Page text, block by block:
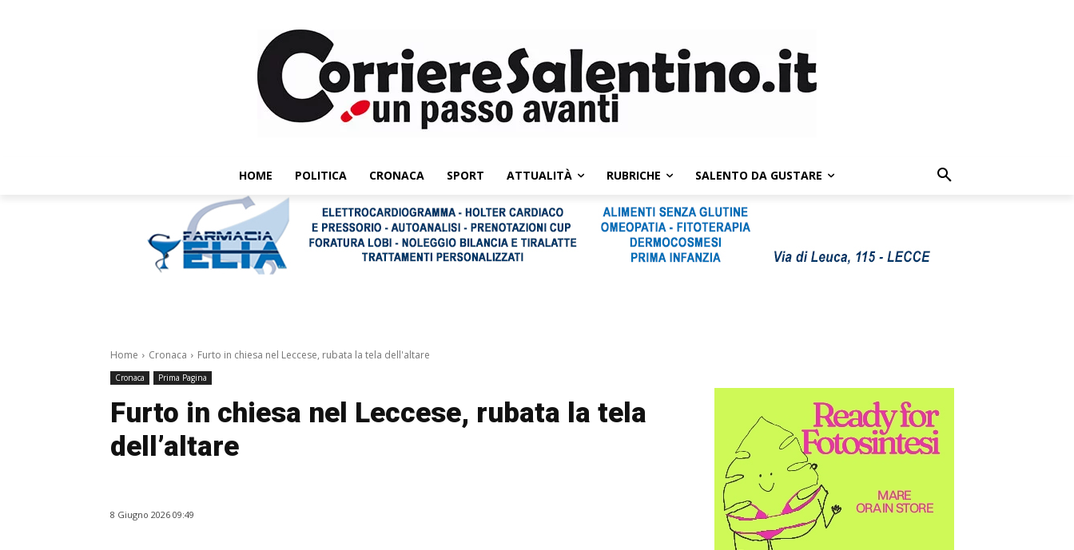
HOME POLITICA CRONACA SPORT ATTUALITÀ RUBRICHE SALENTO DA GUSTARE
Home Cronaca Furto in chiesa nel Leccese, rubata la tela dell'altare
Cronaca Prima Pagina
Furto in chiesa nel Leccese, rubata la tela
dell’altare
8 Giugno 2026 09:49